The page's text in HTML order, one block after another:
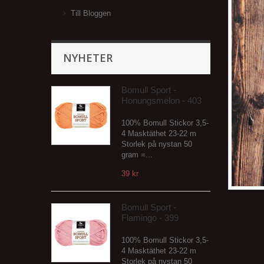
Till Bloggen
NYHETER
Bomull Sport -
Honungsmelon - 403
100% Bomull Stickor 3,5-
4 Masktäthet 23-22 m
Storlek på nystan 50
gram =...
39 kr
Bomull Sport -
Flamingo - 399
100% Bomull Stickor 3,5-
4 Masktäthet 23-22 m
Storlek på nystan 50